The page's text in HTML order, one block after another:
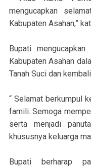
mengucapkan
Kabupaten Asahan,”
Bupati
Kabupaten Asahan
Tanah Suci dan
“ Selamat berkumpul
famili. Semoga
serta menjadi
khususnya keluarga
Bupati berharap